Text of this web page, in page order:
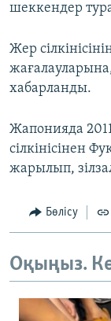
шеккендер
Жер
хабарланды.
Жапонияда
сілкінісінен
жарылып,
Бөлісу
Оқыңыз.